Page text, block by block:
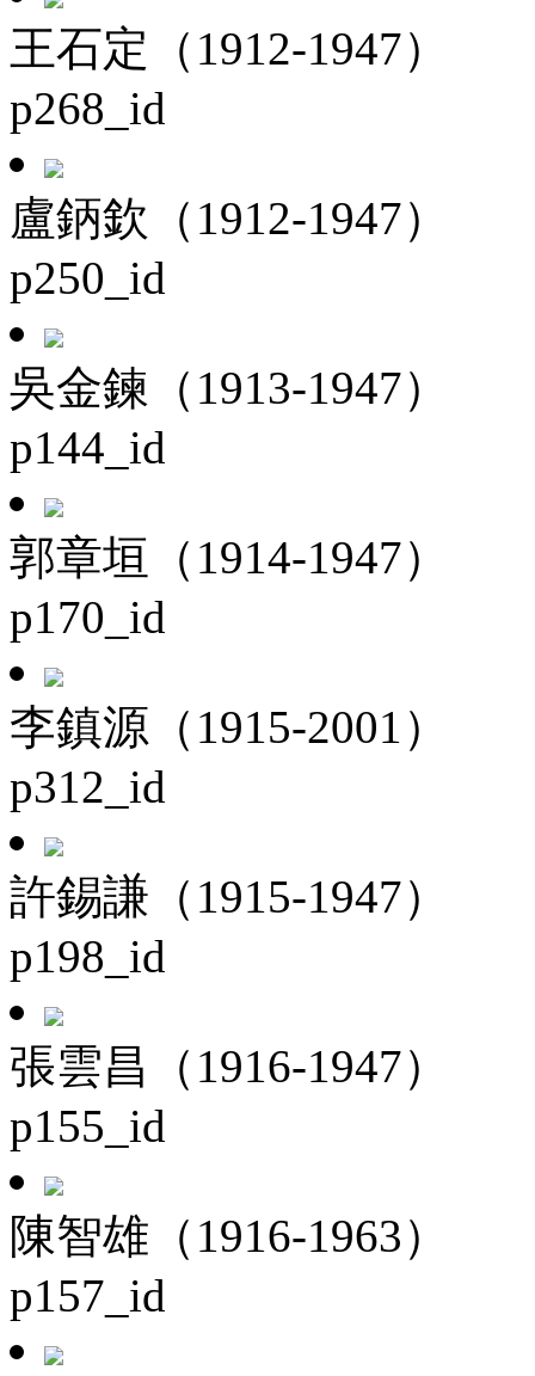
王石定（1912-1947）
p268_id
盧鈵欽（1912-1947）
p250_id
吳金鍊（1913-1947）
p144_id
郭章垣（1914-1947）
p170_id
李鎮源（1915-2001）
p312_id
許錫謙（1915-1947）
p198_id
張雲昌（1916-1947）
p155_id
陳智雄（1916-1963）
p157_id